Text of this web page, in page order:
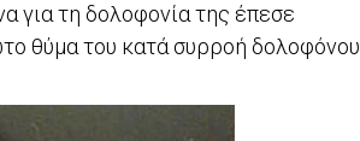
για τη δολοφονία της έπεσε
θύμα του κατά συρροή δολοφόνου